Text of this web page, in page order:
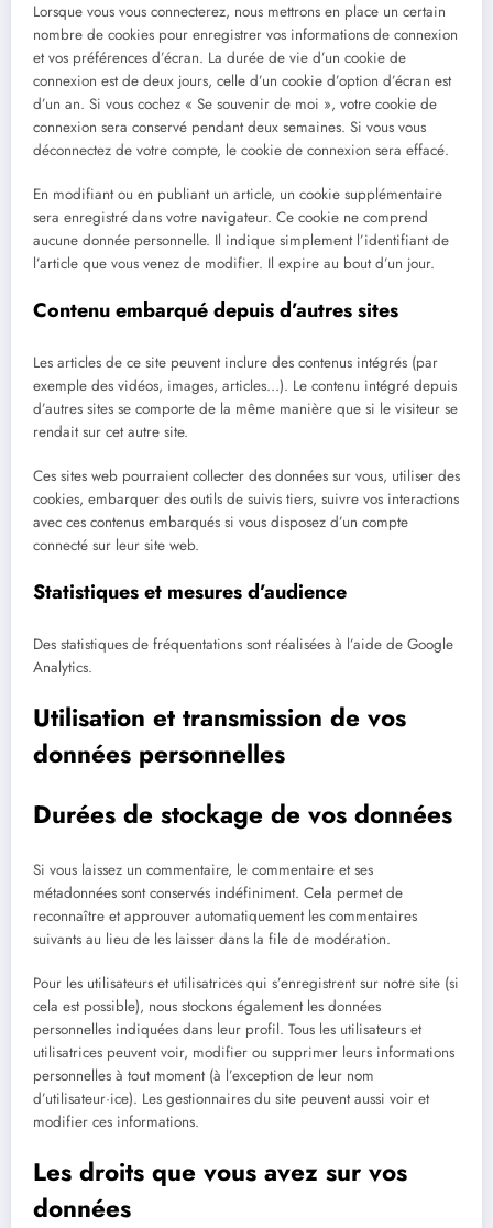
Lorsque vous vous connecterez, nous mettrons en place un certain
nombre de cookies pour enregistrer vos informations de connexion
et vos préférences d’écran. La durée de vie d’un cookie de
connexion est de deux jours, celle d’un cookie d’option d’écran est
d’un an. Si vous cochez « Se souvenir de moi », votre cookie de
connexion sera conservé pendant deux semaines. Si vous vous
déconnectez de votre compte, le cookie de connexion sera effacé.
En modifiant ou en publiant un article, un cookie supplémentaire
sera enregistré dans votre navigateur. Ce cookie ne comprend
aucune donnée personnelle. Il indique simplement l’identifiant de
l’article que vous venez de modifier. Il expire au bout d’un jour.
Contenu embarqué depuis d’autres sites
Les articles de ce site peuvent inclure des contenus intégrés (par
exemple des vidéos, images, articles…). Le contenu intégré depuis
d’autres sites se comporte de la même manière que si le visiteur se
rendait sur cet autre site.
Ces sites web pourraient collecter des données sur vous, utiliser des
cookies, embarquer des outils de suivis tiers, suivre vos interactions
avec ces contenus embarqués si vous disposez d’un compte
connecté sur leur site web.
Statistiques et mesures d’audience
Des statistiques de fréquentations sont réalisées à l’aide de Google
Analytics.
Utilisation et transmission de vos
données personnelles
Durées de stockage de vos données
Si vous laissez un commentaire, le commentaire et ses
métadonnées sont conservés indéfiniment. Cela permet de
reconnaître et approuver automatiquement les commentaires
suivants au lieu de les laisser dans la file de modération.
Pour les utilisateurs et utilisatrices qui s’enregistrent sur notre site (si
cela est possible), nous stockons également les données
personnelles indiquées dans leur profil. Tous les utilisateurs et
utilisatrices peuvent voir, modifier ou supprimer leurs informations
personnelles à tout moment (à l’exception de leur nom
d’utilisateur·ice). Les gestionnaires du site peuvent aussi voir et
modifier ces informations.
Les droits que vous avez sur vos
données